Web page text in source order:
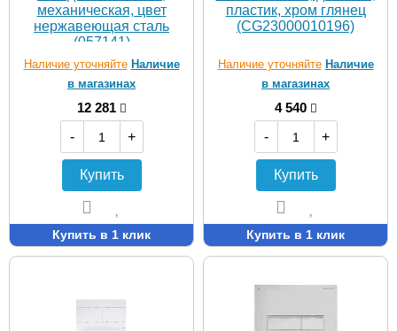
механическая, цвет
нержавеющая сталь
(057141)
Наличие уточняйте Наличие
в магазинах
12 281
-
+
Купить
Купить в 1 клик
пластик, хром глянец
(CG23000010196)
Наличие уточняйте Наличие
в магазинах
4 540
-
+
Купить
Купить в 1 клик